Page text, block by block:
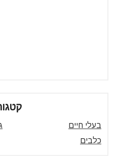
בעלי חיים
כלבים